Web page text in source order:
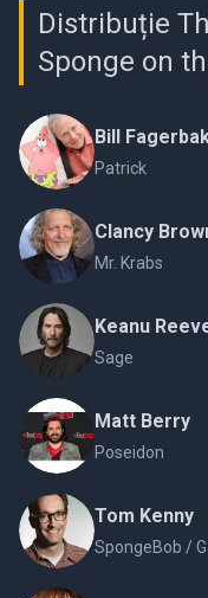
Distribuție
Sponge on
Bill
Patrick
Clancy
Mr. Krabs
Keanu
Sage
Matt Berry
Poseidon
Tom Kenny
SpongeBob /